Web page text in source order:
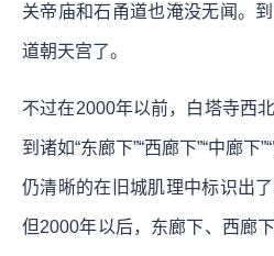
关帝庙和石甬道也淹没无闻。
道朝天宫了。
不过在2000年以前，白塔寺西
到诸如“东廊下”“西廊下”“中廊下
仍清晰的在旧城肌理中标识出
但2000年以后，东廊下、西廊